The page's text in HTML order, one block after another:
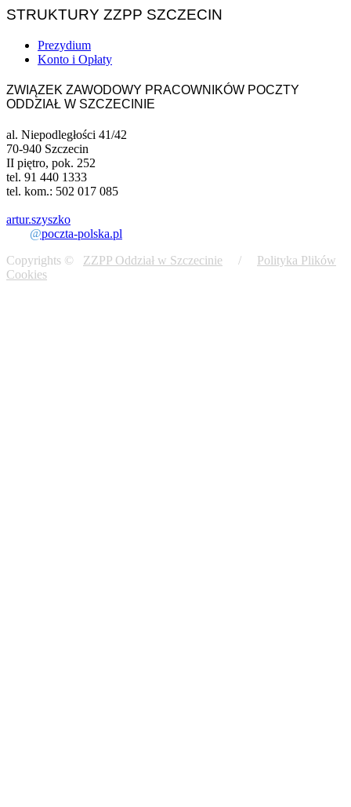
STRUKTURY ZZPP SZCZECIN
Prezydium
Konto i Opłaty
ZWIĄZEK ZAWODOWY PRACOWNIKÓW POCZTY
ODDZIAŁ W SZCZECINIE
al. Niepodległości 41/42
70-940 Szczecin
II piętro, pok. 252
tel. 91 440 1333
tel. kom.: 502 017 085
artur.szyszko
@poczta-polska.pl
Copyrights © ZZPP Oddział w Szczecinie / Polityka Plików
Cookies